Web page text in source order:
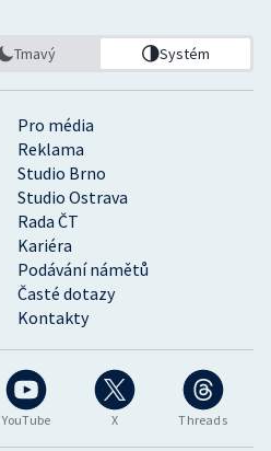
YouTube X Threads
Pro média
Reklama
Studio Brno
Studio Ostrava
Rada ČT
Kariéra
Podávání námětů
Časté dotazy
Kontakty
Tmavý Systém